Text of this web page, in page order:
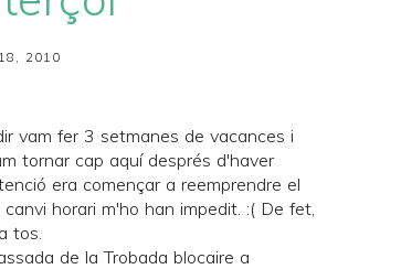
2010
vam fer 3 setmanes de vacances i
tornar cap aquí després d'haver
era començar a reemprendre el
horari m'ho han impedit. :( De fet,
tos.
de laTrobada blocaire a